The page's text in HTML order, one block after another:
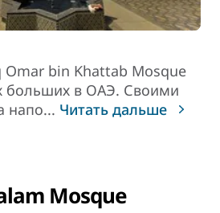
Omar bin Khattab Mosque
больших в ОАЭ. Своими
напо... Читать дальше
Mosque